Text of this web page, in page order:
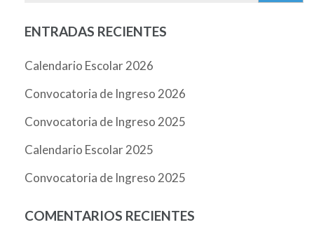
ENTRADAS RECIENTES
Calendario Escolar 2026
Convocatoria de Ingreso 2026
Convocatoria de Ingreso 2025
Calendario Escolar 2025
Convocatoria de Ingreso 2025
COMENTARIOS RECIENTES